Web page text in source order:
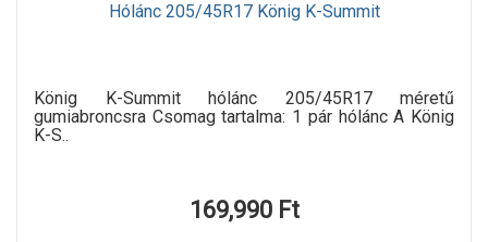
Hólánc 205/45R17 König K-Summit
König K-Summit hólánc 205/45R17 méretű
gumiabroncsra Csomag tartalma: 1 pár hólánc A König
K-S..
169,990 Ft